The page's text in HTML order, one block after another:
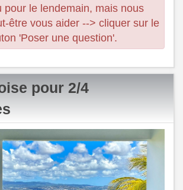
pour le lendemain, mais nous
être vous aider --> cliquer sur le
'Poser une question'.
pour 2/4
Next